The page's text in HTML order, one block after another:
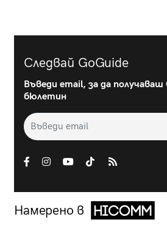
Следвай GoGuide
Въведи email, за да получаваш
бюлетин
Намерено в